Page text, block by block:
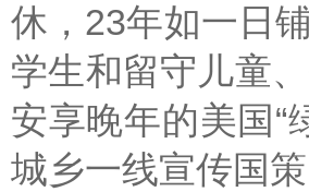
休，23年如一日
学生和留守儿童
安享晚年的美国“
城乡一线宣传国